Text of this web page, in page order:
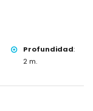
Profundidad:
2 m.